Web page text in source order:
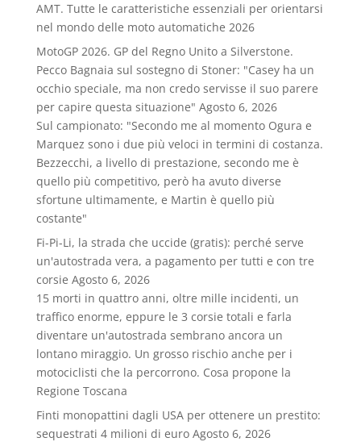
AMT. Tutte le caratteristiche essenziali per orientarsi
nel mondo delle moto automatiche 2026
MotoGP 2026. GP del Regno Unito a Silverstone.
Pecco Bagnaia sul sostegno di Stoner: "Casey ha un
occhio speciale, ma non credo servisse il suo parere
per capire questa situazione" Agosto 6, 2026
Sul campionato: "Secondo me al momento Ogura e
Marquez sono i due più veloci in termini di costanza.
Bezzecchi, a livello di prestazione, secondo me è
quello più competitivo, però ha avuto diverse
sfortune ultimamente, e Martin è quello più
costante"
Fi-Pi-Li, la strada che uccide (gratis): perché serve
un'autostrada vera, a pagamento per tutti e con tre
corsie Agosto 6, 2026
15 morti in quattro anni, oltre mille incidenti, un
traffico enorme, eppure le 3 corsie totali e farla
diventare un'autostrada sembrano ancora un
lontano miraggio. Un grosso rischio anche per i
motociclisti che la percorrono. Cosa propone la
Regione Toscana
Finti monopattini dagli USA per ottenere un prestito:
sequestrati 4 milioni di euro Agosto 6, 2026